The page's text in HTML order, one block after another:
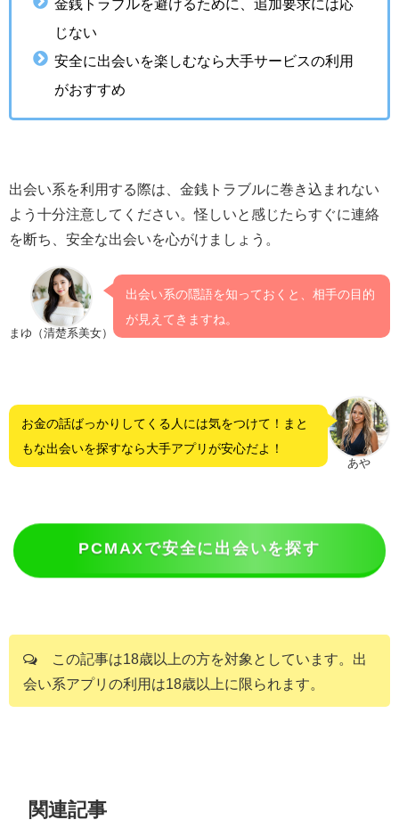
金銭トラブルを避けるために、追加要求には応
じない
安全に出会いを楽しむなら大手サービスの利用
がおすすめ
出会い系を利用する際は、金銭トラブルに巻き込まれない
よう十分注意してください。怪しいと感じたらすぐに連絡
を断ち、安全な出会いを心がけましょう。
まゆ（清楚系美女）
出会い系の隠語を知っておくと、相手の目的
が見えてきますね。
あや
お金の話ばっかりしてくる人には気をつけて！まと
もな出会いを探すなら大手アプリが安心だよ！
PCMAXで安全に出会いを探す
この記事は18歳以上の方を対象としています。出
会い系アプリの利用は18歳以上に限られます。
関連記事